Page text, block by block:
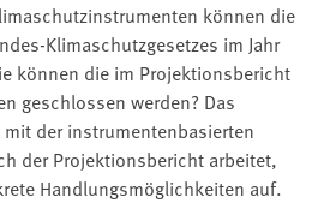
können die
Klimaschutzgesetzes im Jahr
können die im Projektionsbericht
geschlossen werden? Das
mit der instrumentenbasierten
der Projektionsbericht arbeitet,
Handlungsmöglichkeiten auf.